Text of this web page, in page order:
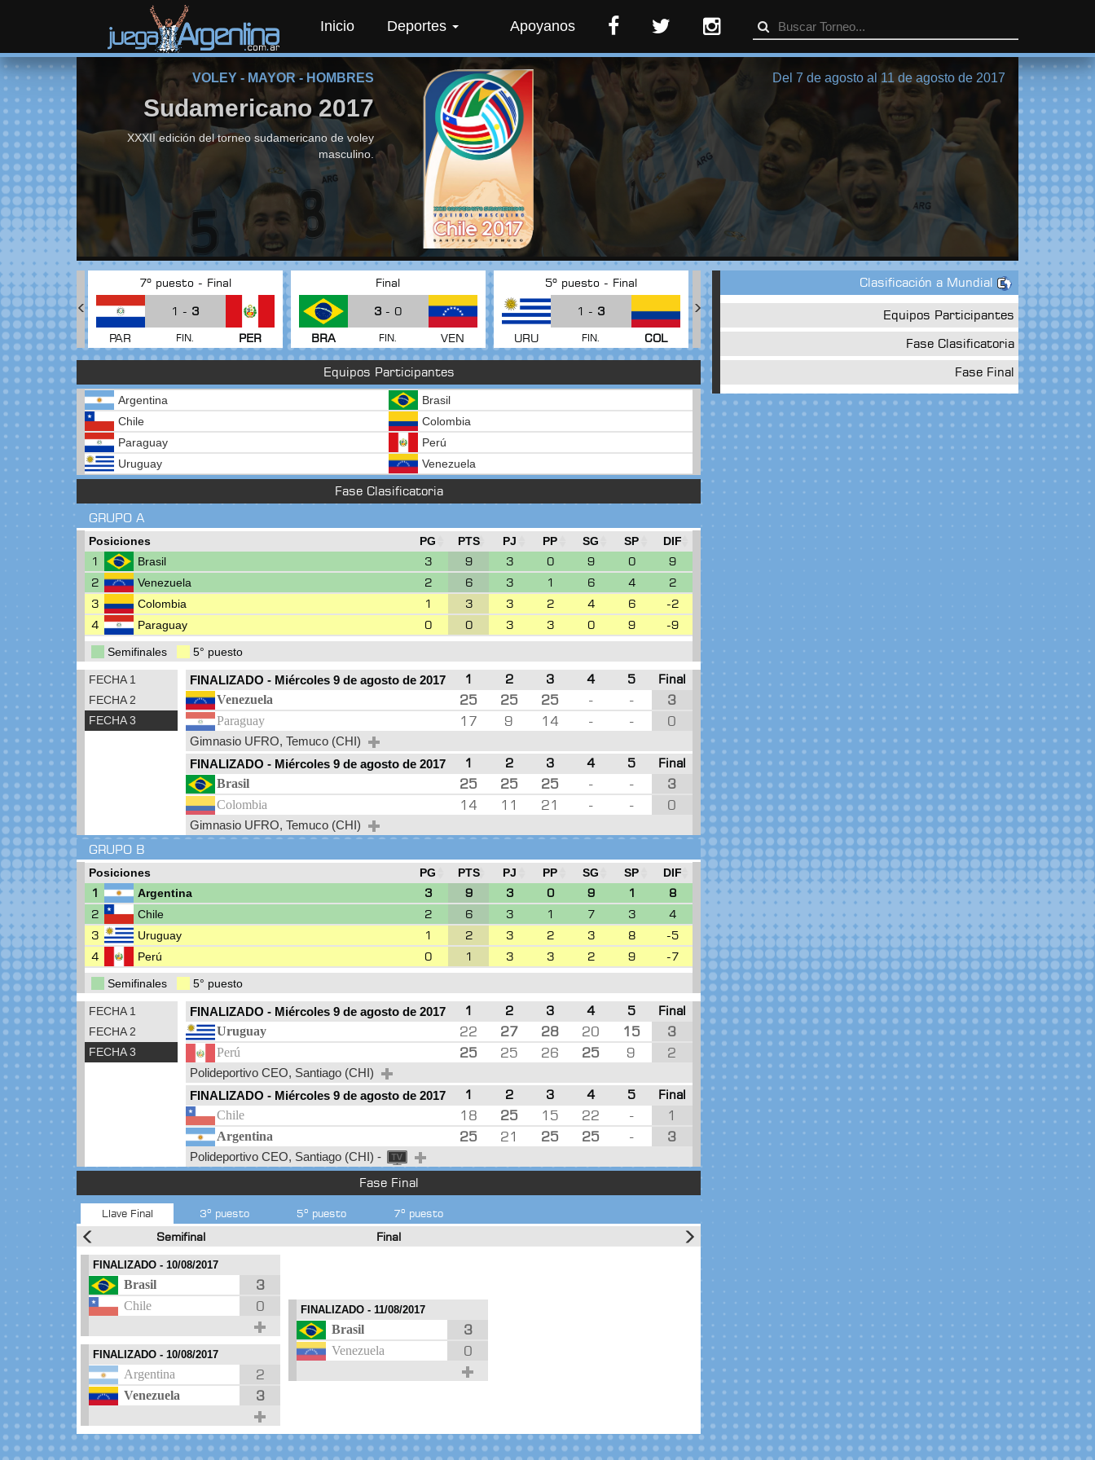
Inicio Deportes Apoyanos
VOLEY - MAYOR - HOMBRES
Sudamericano 2017
XXXII edición del torneo sudamericano de voley
masculino.
Del 7 de agosto al 11 de agosto de 2017
ARG
7º puesto - Final
PAR
1 - 3
FIN. PER
Final
BRA
3 - 0
FIN. VEN
5º puesto - Final
URU
1 - 3
FIN. COL
Equipos Participantes
Argentina
Brasil
Chile
Colombia
Paraguay
Perú
Uruguay
Venezuela
Fase Clasificatoria
GRUPO A
Posiciones PG PTS PJ PP SG SP DIF
1 Brasil 3 9 3 0 9 0
9
2
Venezuela 2 6 3 1 6 4
2
3
Colombia 1 3 3 2 4 6
-2
4
Paraguay 0 0 3 3 0 9 -9
Semifinales 5° puesto
FECHA 1
FECHA 2
FECHA 3
FINALIZADO- Miércoles 9 de agosto de 2017 1 2 3 4 5 Final
Venezuela 25 25 25 - - 3
Paraguay 17 9 14 - - 0
Gimnasio UFRO, Temuco (CHI)
FINALIZADO- Miércoles 9 de agosto de 2017 1 2 3 4 5 Final
Brasil 25 25 25 - - 3
Colombia 14 11 21 - - 0
Gimnasio UFRO, Temuco (CHI)
GRUPO B
Posiciones PG PTS PJ PP SG SP DIF
1 Argentina 3 9 3 0 9 1
8
2
Chile 2 6 3 1 7 3
4
3
Uruguay 1 2 3 2 3 8
-5
4
Perú 0 1 3 3 2 9 -7
Semifinales 5° puesto
FECHA 1
FECHA 2
FECHA 3
FINALIZADO- Miércoles 9 de agosto de 2017 1 2 3 4 5 Final
Uruguay 22 27 28 20 15 3
Perú 25 25 26 25 9 2
Polideportivo CEO, Santiago (CHI)
FINALIZADO- Miércoles 9 de agosto de 2017 1 2 3 4 5 Final
Chile 18 25 15 22 - 1
Argentina 25 21 25 25 - 3
Polideportivo CEO, Santiago (CHI) -
Fase Final
Llave Final 3º puesto 5º puesto 7º puesto
Semifinal Final
FINALIZADO - 10/08/2017
Brasil 3
Chile 0 FINALIZADO - 11/08/2017
Brasil 3
Venezuela 0
FINALIZADO - 10/08/2017
Argentina 2
Venezuela 3
Clasificación a Mundial
Equipos Participantes
Fase Clasificatoria
Fase Final